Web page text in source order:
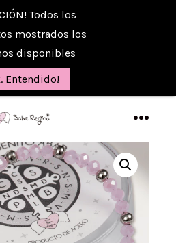
Todos los
mostrados los
disponibles
Entendido!